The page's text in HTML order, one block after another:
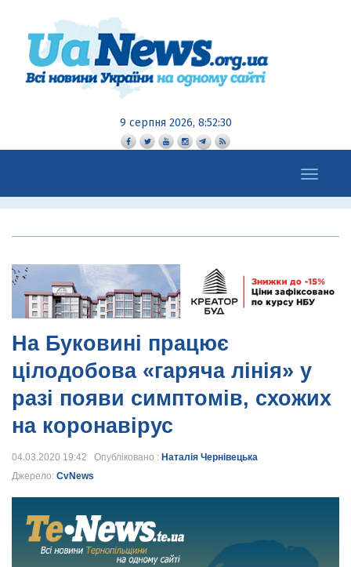
9 серпня 2026, 8:52:31
Toggle
navigation
На Буковині працює
цілодобова «гаряча лінія» у
разі появи симптомів, схожих
на коронавірус
04.03.2020 19:42 Опубліковано : Наталія Чернівецька
Джерело: CvNews